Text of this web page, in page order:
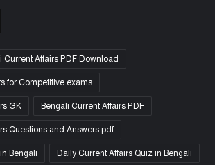
Current Affairs PDF Download
for Competitive exams
GK Bengali Current Affairs PDF
Questions and Answers pdf
Bengali Daily Current Affairs Quiz in Bengali